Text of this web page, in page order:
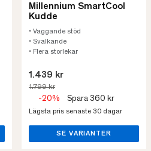
Millennium SmartCool
Kudde
• Vaggande stöd
• Svalkande
• Flera storlekar
1.439 kr
1.799 kr
-20% Spara 360 kr
Lägsta pris senaste 30 dagar
SE VARIANTER